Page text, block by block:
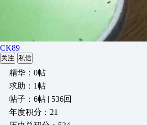
CK89
关注 私信
精华：0帖
求助：1帖
帖子：6帖 | 536回
年度积分：21